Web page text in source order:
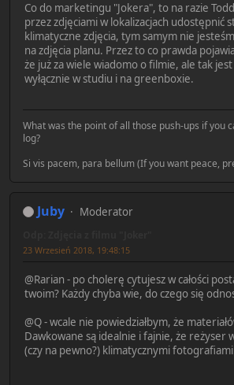
Co do marketingu "Jokera", to na razie
przez zdjęciami w lokalizacjach udostępnić
klimatyczne zdjęcia, tym samym nie
na zdjęcia planu. Przez to co prawda
że już za wiele wiadomo o filmie, ale tak
wyłącznie w studiu i na greenboxie.
What was the point of all those push-ups if you
log?
Si vis pacem, para bellum (If you want peace,
Juby Moderator
23 Wrzesień 2018, 19:48:15
@Rarian - po cholerę cytujesz w całości
twoim? Każdy chyba wie, do czego się
@Q - wcale nie powiedziałbym, że
Dawkowane są idealnie i fajnie, że reżyser
(czy na pewno?) klimatycznymi